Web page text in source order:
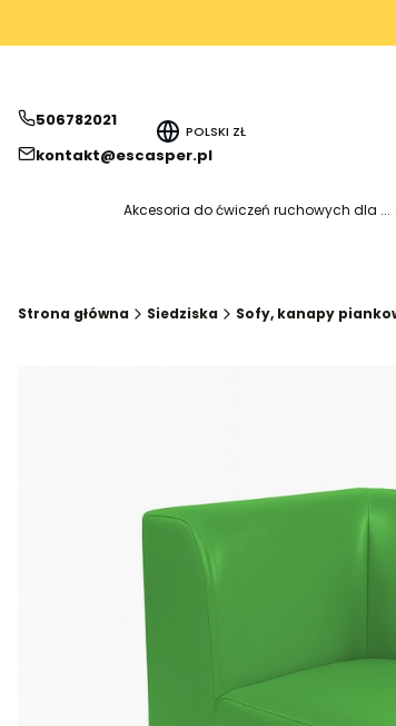
506782021
kontakt@escasper.pl
POLSKI ZŁ
Akcesoria do ćwiczeń ruchowych dla ...
Strona główna Siedziska Sofy, kanapy